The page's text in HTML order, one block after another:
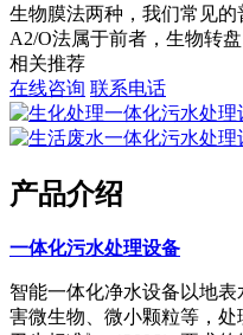
生物膜法两种，我们常见的
A2/O法属于前者，生物转
相关推荐
在线咨询 联系电话
产品介绍
一体化污水处理设备
智能一体化净水设备以地
害微生物、微小颗粒等，